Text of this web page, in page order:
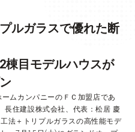
ルガラスで優れた断
棟目モデルハウスが
ムカンパニーのＦＣ加盟店であ
長住建設株式会社、代表：松居 慶
法＋トリプルガラスの高性能モデ